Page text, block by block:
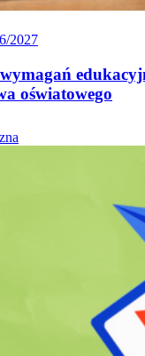
2027
oświatowego